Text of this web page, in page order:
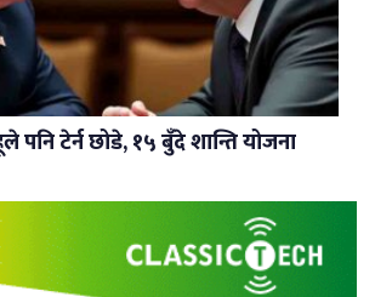
पनि टेर्न छोडे, १५ बुँदे शान्ति योजना